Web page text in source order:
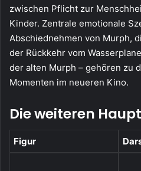
zwischen Pflicht zur
Kinder. Zentrale emotionale
Abschiednehmen von Murph,
der Rückkehr vom
der alten Murph – gehören zu
Momenten im neueren Kino.
Die weiteren
Figur